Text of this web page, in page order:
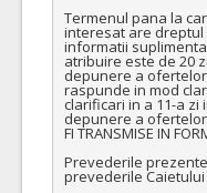
Termenul pana la
interesat are dreptul
informatii
atribuire este de 20
depunere a
raspunde in mod
clarificari in a 11-a
depunere a ofertelor.
FI TRANSMISE IN
Prevederile
prevederile Caietului